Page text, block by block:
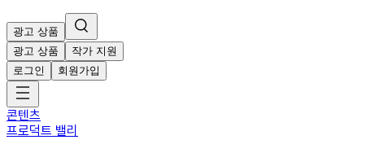
광고 상품
광고 상품
작가 지원
로그인
회원가입
콘텐츠
프로덕트 밸리